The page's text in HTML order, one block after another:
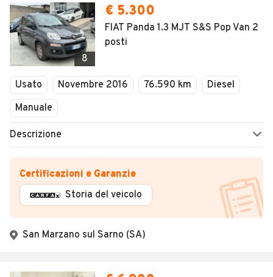
8
€ 5.300
FIAT Panda 1.3 MJT S&S Pop Van 2
posti
Usato Novembre 2016 76.590 km
Diesel
Manuale
Descrizione
Certificazioni e Garanzie
Storia del veicolo
San Marzano sul Sarno (SA)